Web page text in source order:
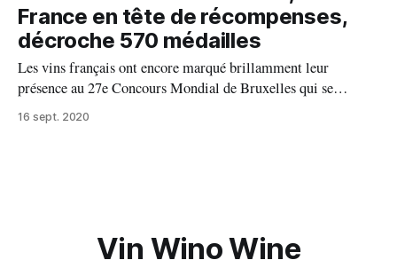
France en tête de récompenses,
décroche 570 médailles
Les vins français ont encore marqué brillamment leur
présence au 27e Concours Mondial de Bruxelles qui se
déroulait du 4 au 6 septembre à Brno en Moravie du Sud
(République Tchèque), dans une belle région viticole, qui a
16 sept. 2020
Vin Wino Wine